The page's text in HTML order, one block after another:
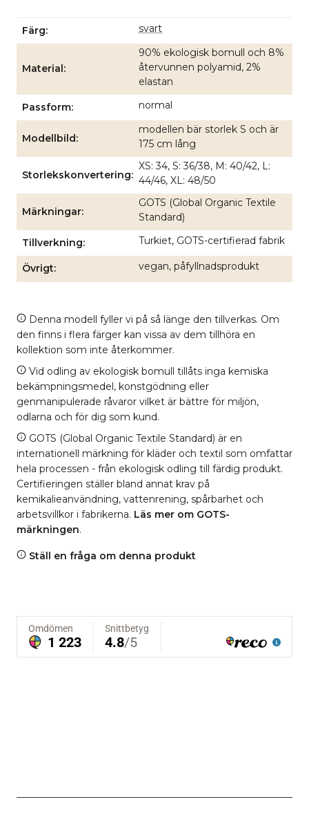
Färg svart
Material
90% ekologisk bomull och 8%
återvunnen polyamid, 2%
elastan
Passform normal
Modellbild
modellen bär storlek S och är
175 cm lång
Storlekskonvertering
XS: 34, S: 36/38, M: 40/42, L:
44/46, XL: 48/50
Märkningar
GOTS (Global Organic Textile
Standard)
Tillverkning Turkiet, GOTS-certifierad fabrik
Övrigt vegan, påfyllnadsprodukt
Denna modell fyller vi på så länge den tillverkas. Om
den finns i flera färger kan vissa av dem tillhöra en
kollektion som inte återkommer.
Vid odling av ekologisk bomull tillåts inga kemiska
bekämpningsmedel, konstgödning eller
genmanipulerade råvaror vilket är bättre för miljön,
odlarna och för dig som kund.
GOTS (Global Organic Textile Standard) är en
internationell märkning för kläder och textil som omfattar
hela processen - från ekologisk odling till färdig produkt.
Certifieringen ställer bland annat krav på
kemikalieanvändning, vattenrening, spårbarhet och
arbetsvillkor i fabrikerna. Läs mer om GOTS-
märkningen.
Ställ en fråga om denna produkt